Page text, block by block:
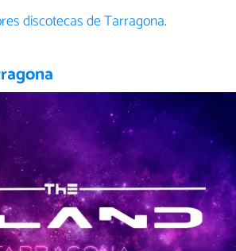
discotecas de Tarragona.